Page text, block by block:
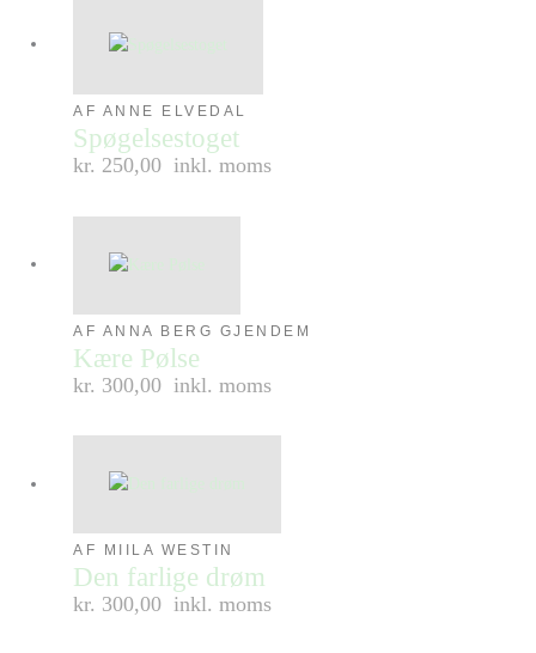
AF ANNE ELVEDAL
Spøgelsestoget
kr. 250,00 inkl. moms
AF ANNA BERG GJENDEM
Kære Pølse
kr. 300,00 inkl. moms
AF MIILA WESTIN
Den farlige drøm
kr. 300,00 inkl. moms